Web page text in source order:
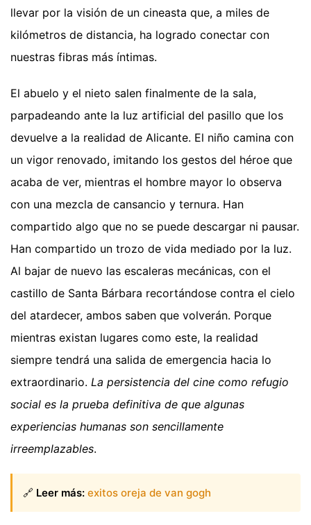
llevar por la visión de un cineasta que, a miles de
kilómetros de distancia, ha logrado conectar con
nuestras fibras más íntimas.
El abuelo y el nieto salen finalmente de la sala,
parpadeando ante la luz artificial del pasillo que los
devuelve a la realidad de Alicante. El niño camina con
un vigor renovado, imitando los gestos del héroe que
acaba de ver, mientras el hombre mayor lo observa
con una mezcla de cansancio y ternura. Han
compartido algo que no se puede descargar ni pausar.
Han compartido un trozo de vida mediado por la luz.
Al bajar de nuevo las escaleras mecánicas, con el
castillo de Santa Bárbara recortándose contra el cielo
del atardecer, ambos saben que volverán. Porque
mientras existan lugares como este, la realidad
siempre tendrá una salida de emergencia hacia lo
extraordinario. La persistencia del cine como refugio
social es la prueba definitiva de que algunas
experiencias humanas son sencillamente
irreemplazables.
🔗 Leer más: exitos oreja de van gogh